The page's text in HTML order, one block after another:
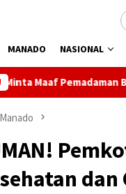
MANADO NASIONAL
Bergilir di Pulau
Manado
dan